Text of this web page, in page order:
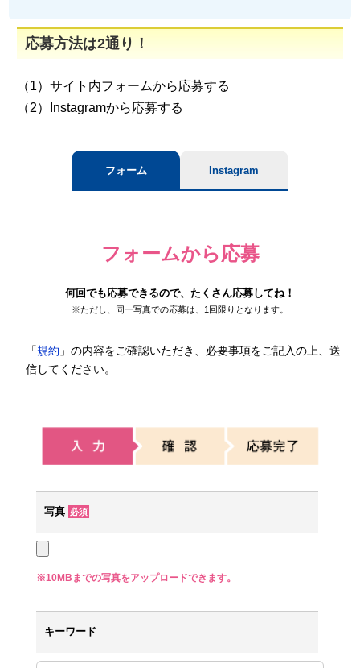
応募方法は2通り！
（1）サイト内フォームから応募する
（2）Instagramから応募する
フォーム Instagram
フォームから応募
何回でも応募できるので、たくさん応募してね！
※ただし、同一写真での応募は、1回限りとなります。
「 規約 」の内容をご確認いただき、必要事項をご記入の上、送
信してください。
写真 必須
※10MBまでの写真をアップロードできます。
キーワード